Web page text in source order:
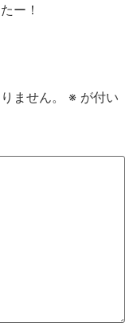
ー！
ません。 ※ が付い